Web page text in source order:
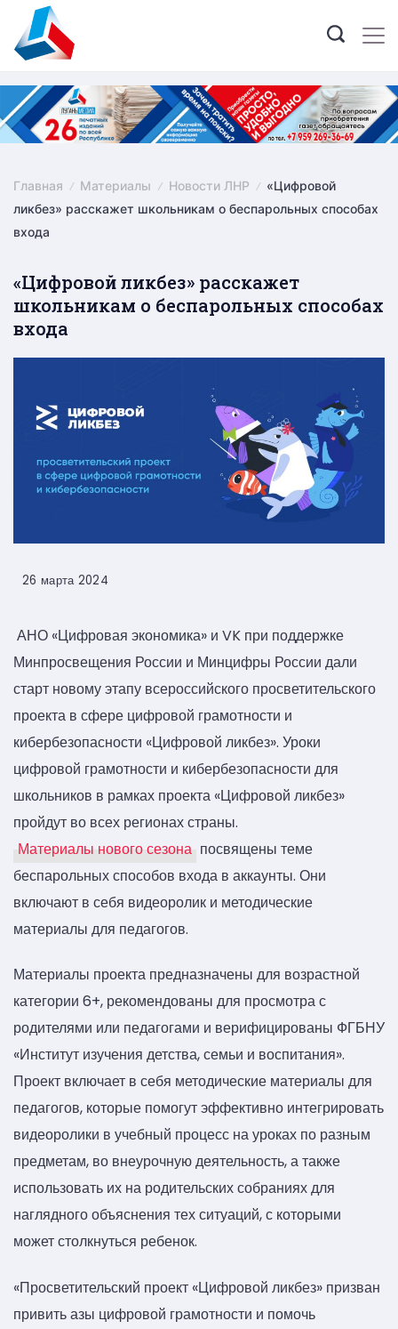
content
Главная Материалы Новости ЛНР
«Цифровой
ликбез» расскажет школьникам о беспарольных способах
входа
«Цифровой ликбез» расскажет
школьникам о беспарольных способах
входа
26 марта 2024
АНО «Цифровая экономика» и VK при поддержке
Минпросвещения России и Минцифры России дали
старт новому этапу всероссийского просветительского
проекта в сфере цифровой грамотности и
кибербезопасности «Цифровой ликбез». Уроки
цифровой грамотности и кибербезопасности для
школьников в рамках проекта «Цифровой ликбез»
пройдут во всех регионах страны.
Материалы нового сезона посвящены теме
беспарольных способов входа в аккаунты. Они
включают в себя видеоролик и методические
материалы для педагогов.
Материалы проекта предназначены для возрастной
категории 6+, рекомендованы для просмотра с
родителями или педагогами и верифицированы ФГБНУ
«Институт изучения детства, семьи и воспитания».
Проект включает в себя методические материалы для
педагогов, которые помогут эффективно интегрировать
видеоролики в учебный процесс на уроках по разным
предметам, во внеурочную деятельность, а также
использовать их на родительских собраниях для
наглядного объяснения тех ситуаций, с которыми
может столкнуться ребенок.
«Просветительский проект «Цифровой ликбез» призван
привить азы цифровой грамотности и помочь